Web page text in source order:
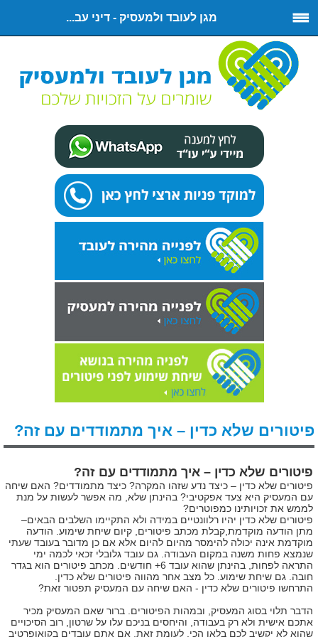
מגן לעובד ולמעסיק - דיני עב...
פיטורים שלא כדין – איך מתמודדים עם זה?
פיטורים שלא כדין – איך מתמודדים עם זה?
פיטורים שלא כדין – כיצד נדע שזהו המקרה? כיצד מתמודדים? האם שיחה
עם המעסיק היא צעד אפקטיבי? בהינתן שלא, מה אפשר לעשות על מנת
לממש את זכויותינו כמפוטרים?
פיטורים שלא כדין יהיו רלוונטיים במידה ולא התקיימו השלבים הבאים–
מתן הודעה מוקדמת,קבלת מכתב פיטורים, קיום שיחת שימוע. הודעה
מוקדמת אינה יכולה להימסר מהיום להיום אלא אם כן מדובר בעובד שעתי
שנמצא פחות משנה במקום העבודה. גם עובד גלובלי זכאי לכמה ימי
התראה לפחות, בהינתן שהוא עובד 6+ חודשים. מכתב פיטורים הוא בגדר
חובה. גם שיחת שימוע. כל מצב אחר מהווה פיטורים שלא כדין.
התרחשו פיטורים שלא כדין - האם שיחה עם המעסיק תפטור זאת?
הדבר תלוי בסוג המעסיק, ובמהות הפיטורים. ברור שאם המעסיק מכיר
אתכם אישית ולא רק בעבודה, והיחסים בניכם עלו על שרטון, רוב הסיכויים
שהוא לא יקשיב לכם בלאו הכי. לעומת זאת, אם אתם עובדים בקואופרטיב